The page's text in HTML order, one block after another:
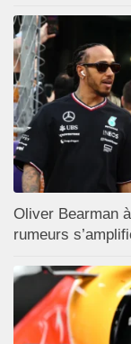
Oliver Bearman
rumeurs